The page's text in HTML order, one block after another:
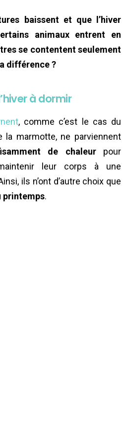
baissent et que l’hiver
animaux entrent en
se contentent seulement
différence ?
à dormir
, comme c’est le cas du
la marmotte, ne parviennent
de chaleurpour
leur corps à une
ils n’ont d’autre choix que
printemps.